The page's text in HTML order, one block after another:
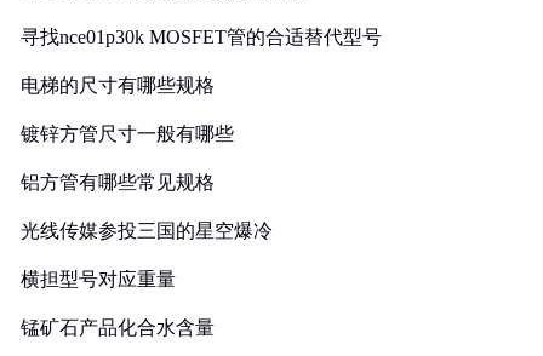
寻找nce01p30k MOSFET管的合适替代型号
电梯的尺寸有哪些规格
镀锌方管尺寸一般有哪些
铝方管有哪些常见规格
光线传媒参投三国的星空爆冷
横担型号对应重量
锰矿石产品化合水含量